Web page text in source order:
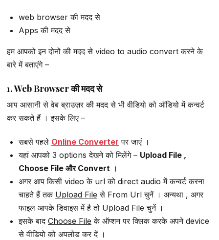
web browser की मदद से
Apps की मदद से
हम आपको इन दोनों की मदद से video to audio convert करने के
बारे में बताएंगे –
1. Web Browser की मदद से
आप आसानी से वेब ब्राउज़र की मदद से भी वीडियो को ऑडियो में कन्वर्ट
कर सकते हैं । इसके लिए –
सबसे पहले Online Converter पर जाएं ।
यहां आपको 3 options देखने को मिलेंगे – Upload File ,
Choose File और Convert ।
अगर आप किसी video के url को direct audio में कन्वर्ट करना
चाहते हैं तक Upload File से From Url चुनें । अन्यथा , अगर
फाइल आपके डिवाइस में है तो Upload File चुनें ।
इसके बाद Choose File के ऑप्शन पर क्लिक करके अपने device
से वीडियो को अपलोड कर दें ।